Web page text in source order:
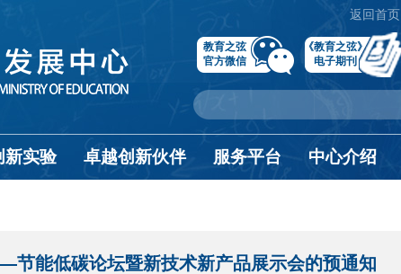
返回首页
教育之弦
官方微信
《教育之弦》
电子期刊
新实验 卓越创新伙伴 服务平台 中心介绍
能低碳论坛暨新技术新产品展示会的预通知